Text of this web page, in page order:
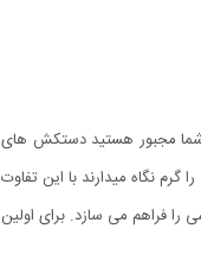
شما مجبور هستید دستکش های
نگاه میدارند با این تفاوت
فراهم می سازد. برای اولین